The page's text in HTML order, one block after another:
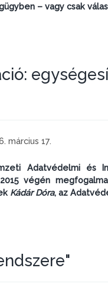
– vagy csak
március 17.
Adatvédelmi és
végén
Kádár Dóra, az